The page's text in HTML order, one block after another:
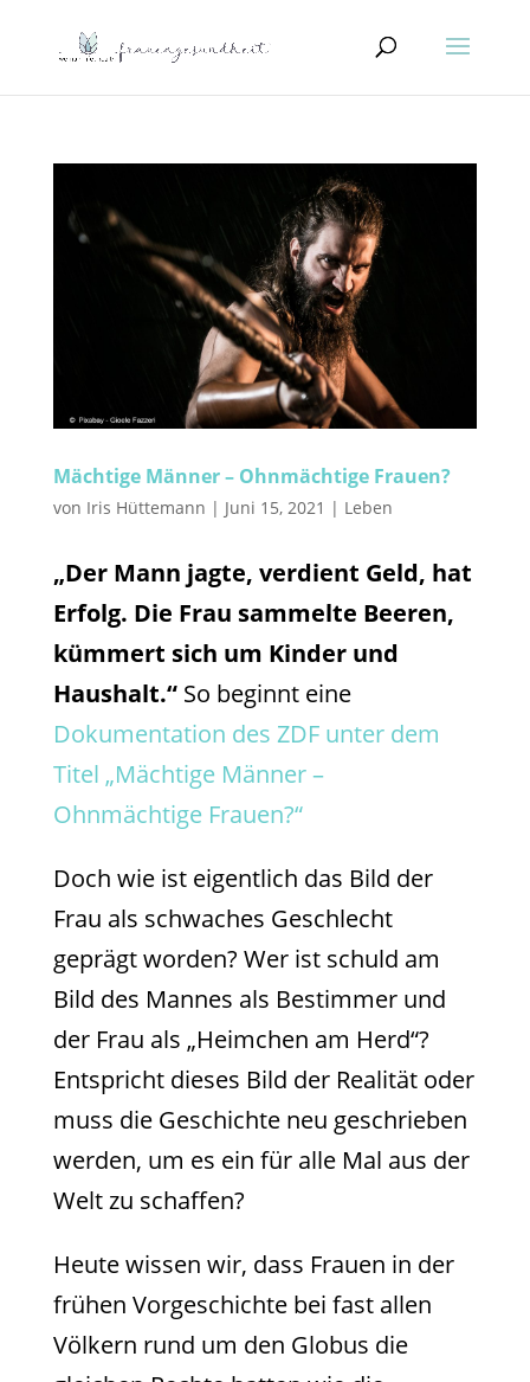
Mächtige Männer – Ohnmächtige Frauen?
von Iris Hüttemann | Juni 15, 2021 | Leben
„Der Mann jagte, verdient Geld, hat
Erfolg. Die Frau sammelte Beeren,
kümmert sich um Kinder und
Haushalt.“So beginnt eine
Dokumentation des ZDF unter dem
Titel „Mächtige Männer –
Ohnmächtige Frauen?“
Doch wie ist eigentlich das Bild der
Frau als schwaches Geschlecht
geprägt worden? Wer ist schuld am
Bild des Mannes als Bestimmer und
der Frau als „Heimchen am Herd“?
Entspricht dieses Bild der Realität oder
muss die Geschichte neu geschrieben
werden, um es ein für alle Mal aus der
Welt zu schaffen?
Heute wissen wir, dass Frauen in der
frühen Vorgeschichte bei fast allen
Völkern rund um den Globus die